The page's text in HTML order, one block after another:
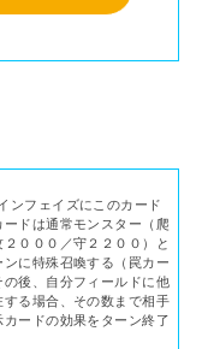
フェイズにこのカード
ドは通常モンスター（爬
０００／守２２００）と
に特殊召喚する（罠カー
の後、自分フィールドに他
る場合、その数まで相手
ードの効果をターン終了